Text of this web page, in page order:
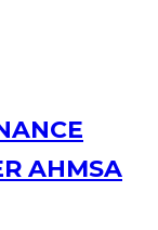
AHMSA